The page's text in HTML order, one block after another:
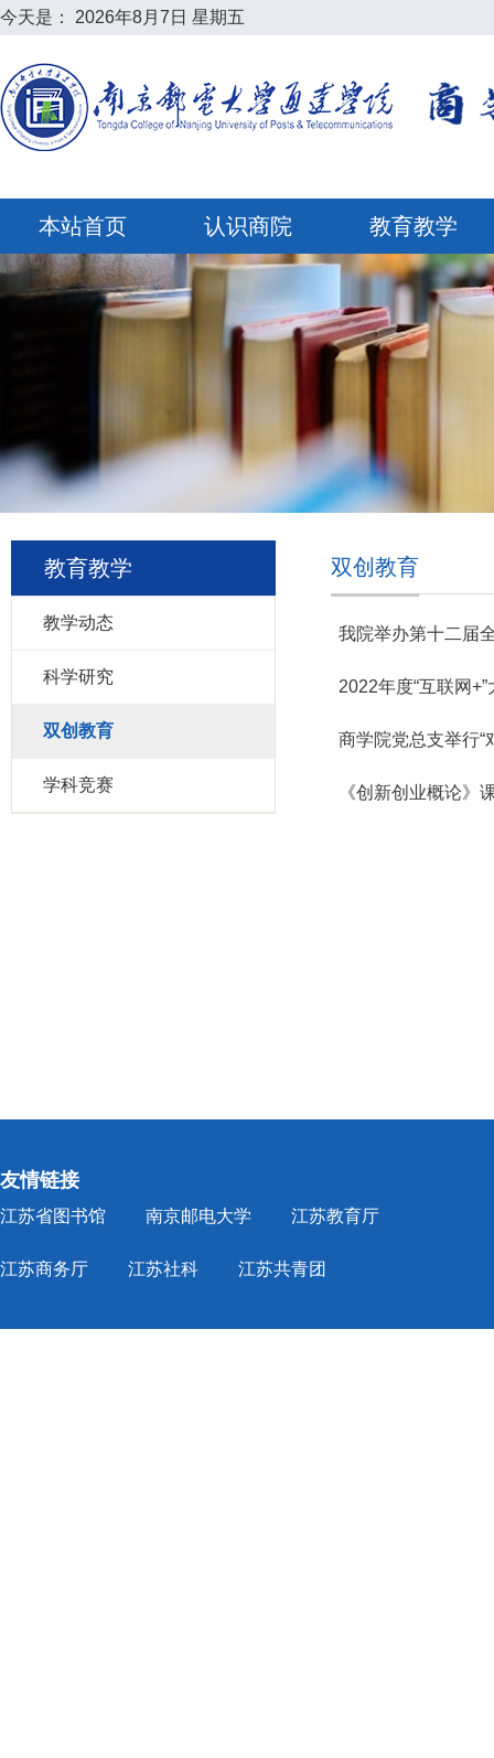
今天是： 2026年8月7日 星期五
本站首页 认识商院 教育教学
教育教学
教学动态
科学研究
双创教育
学科竞赛
双创教育
我院举办第十二届
2022年度“互联网
商学院党总支举行“
《创新创业概论》
友情链接
江苏省图书馆 南京邮电大学 江苏教育厅
江苏商务厅 江苏社科 江苏共青团